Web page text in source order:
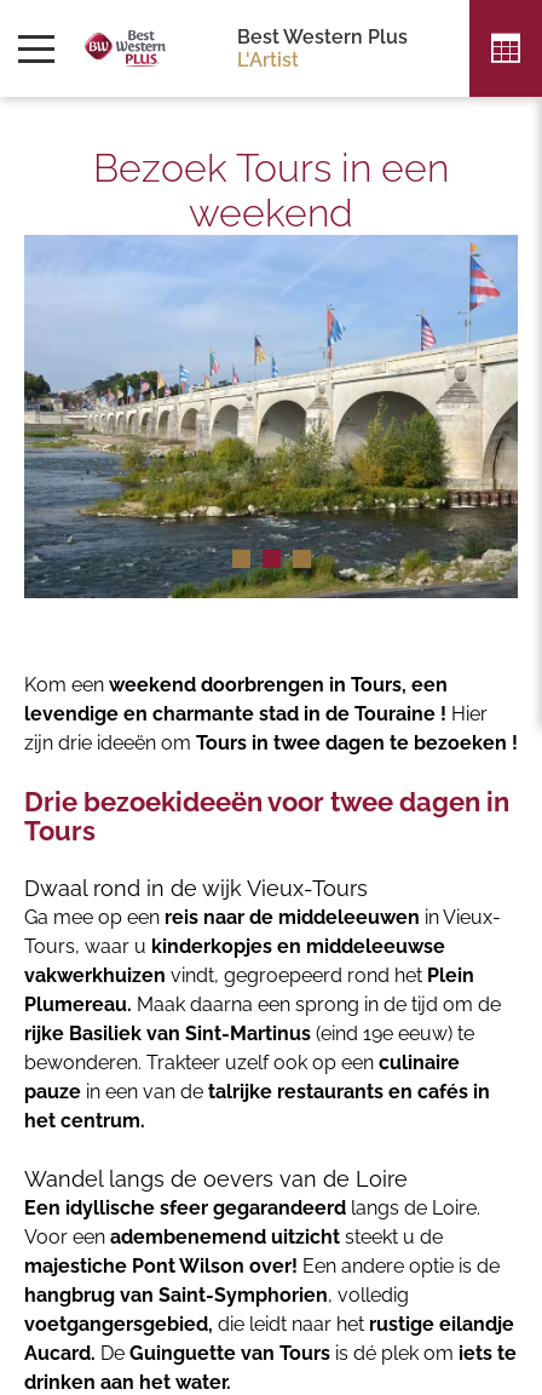
Best Western Plus
L'Artist
Bezoek Tours in een
weekend
Kom een weekend doorbrengen in Tours, een
levendige en charmante stad in de Touraine ! Hier
zijn drie ideeën om Tours in twee dagen te bezoeken !
Drie bezoekideeën voor twee dagen in
Tours
Dwaal rond in de wijk Vieux-Tours
Ga mee op een reis naar de middeleeuwen in Vieux-
Tours, waar u kinderkopjes en middeleeuwse
vakwerkhuizen vindt, gegroepeerd rond het Plein
Plumereau. Maak daarna een sprong in de tijd om de
rijke Basiliek van Sint-Martinus (eind 19e eeuw) te
bewonderen. Trakteer uzelf ook op een culinaire
pauze in een van de talrijke restaurants en cafés in
het centrum.
Wandel langs de oevers van de Loire
Een idyllische sfeer gegarandeerd langs de Loire.
Voor een adembenemend uitzicht steekt u de
majestiche Pont Wilson over! Een andere optie is de
hangbrug van Saint-Symphorien, volledig
voetgangersgebied, die leidt naar het rustige eilandje
Aucard. De Guinguette van Tours is dé plek om iets te
drinken aan het water.